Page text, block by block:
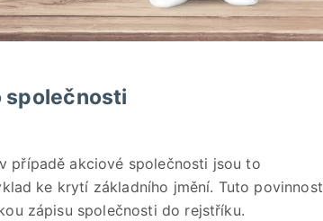
společnosti
případě akciové společnosti jsou to
ke krytí základního jmění. Tuto povinnost
zápisu společnosti do rejstříku.